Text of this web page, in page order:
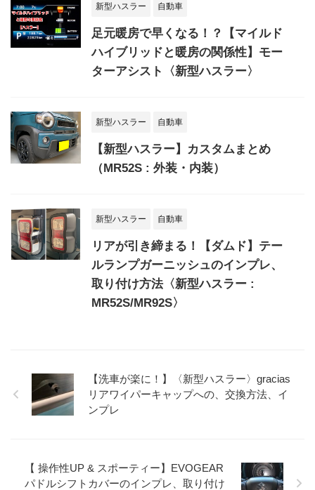
新型ハスラー 自動車
足元暖房で早くなる！？【マイルド
ハイブリッドと暖房の関係性】モー
ターアシスト〈新型ハスラー〉
新型ハスラー 自動車
【新型ハスラー】カスタムまとめ
（MR52S : 外装・内装）
新型ハスラー 自動車
リアが引き締まる！【ダムド】テー
ルランプガーニッシュのインプレ、
取り付け方法〈新型ハスラー :
MR52S/MR92S〉
【洗車が楽に！】〈新型ハスラー〉gracias
リアワイパーキャップへの、交換方法、イ
ンプレ
【 操作性UP & スポーティー】EVOGEAR
パドルシフトカバーのインプレ、取り付け